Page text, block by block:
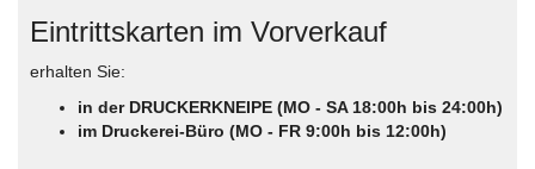
Eintrittskarten im Vorverkauf
erhalten Sie:
in der DRUCKERKNEIPE (MO - SA 18:00h bis 24:00h)
im Druckerei-Büro (MO - FR 9:00h bis 12:00h)